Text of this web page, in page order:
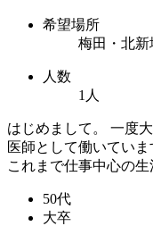
希望場所
梅田・北
人数
1人
はじめまして。 一度
医師として働いてい
これまで仕事中心の生
50代
大卒